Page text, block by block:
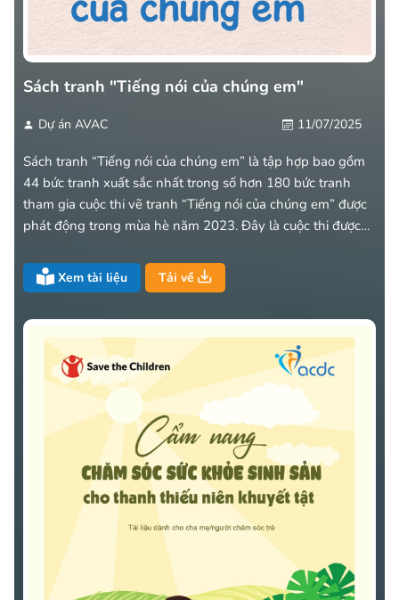
Sách tranh "Tiếng nói của chúng em"
Dự án AVAC 11/07/2025
Sách tranh “Tiếng nói của chúng em” là tập hợp bao gồm
44 bức tranh xuất sắc nhất trong số hơn 180 bức tranh
tham gia cuộc thi vẽ tranh “Tiếng nói của chúng em” được
phát động trong mùa hè năm 2023. Đây là cuộc thi được
chất, tinh thần và Phân biệt đối xử đối với Trẻ khuyết tật”
(viết tắt là: dự án AVAC) do Viện ACDC thực hiện.
Xem tài liệu Tải về